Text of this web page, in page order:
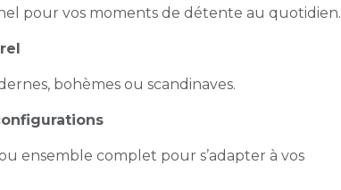
pour vos moments de détente au quotidien.
bohèmes ou scandinaves.
ensemble complet pour s’adapter à vos